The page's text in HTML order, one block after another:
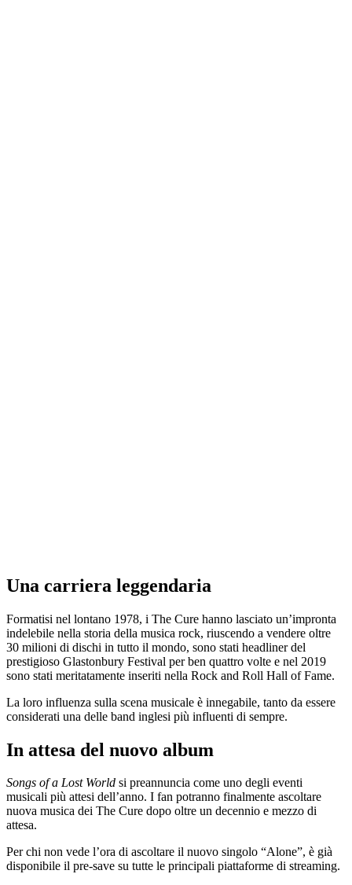
Una carriera leggendaria
Formatisi nel lontano 1978, i The Cure hanno lasciato un’impronta
indelebile nella storia della musica rock, riuscendo a vendere oltre
30 milioni di dischi in tutto il mondo, sono stati headliner del
prestigioso Glastonbury Festival per ben quattro volte e nel 2019
sono stati meritatamente inseriti nella Rock and Roll Hall of Fame.
La loro influenza sulla scena musicale è innegabile, tanto da essere
considerati una delle band inglesi più influenti di sempre.
In attesa del nuovo album
Songs of a Lost World si preannuncia come uno degli eventi
musicali più attesi dell’anno. I fan potranno finalmente ascoltare
nuova musica dei The Cure dopo oltre un decennio e mezzo di
attesa.
Per chi non vede l’ora di ascoltare il nuovo singolo “Alone”, è già
disponibile il pre-save su tutte le principali piattaforme di streaming.